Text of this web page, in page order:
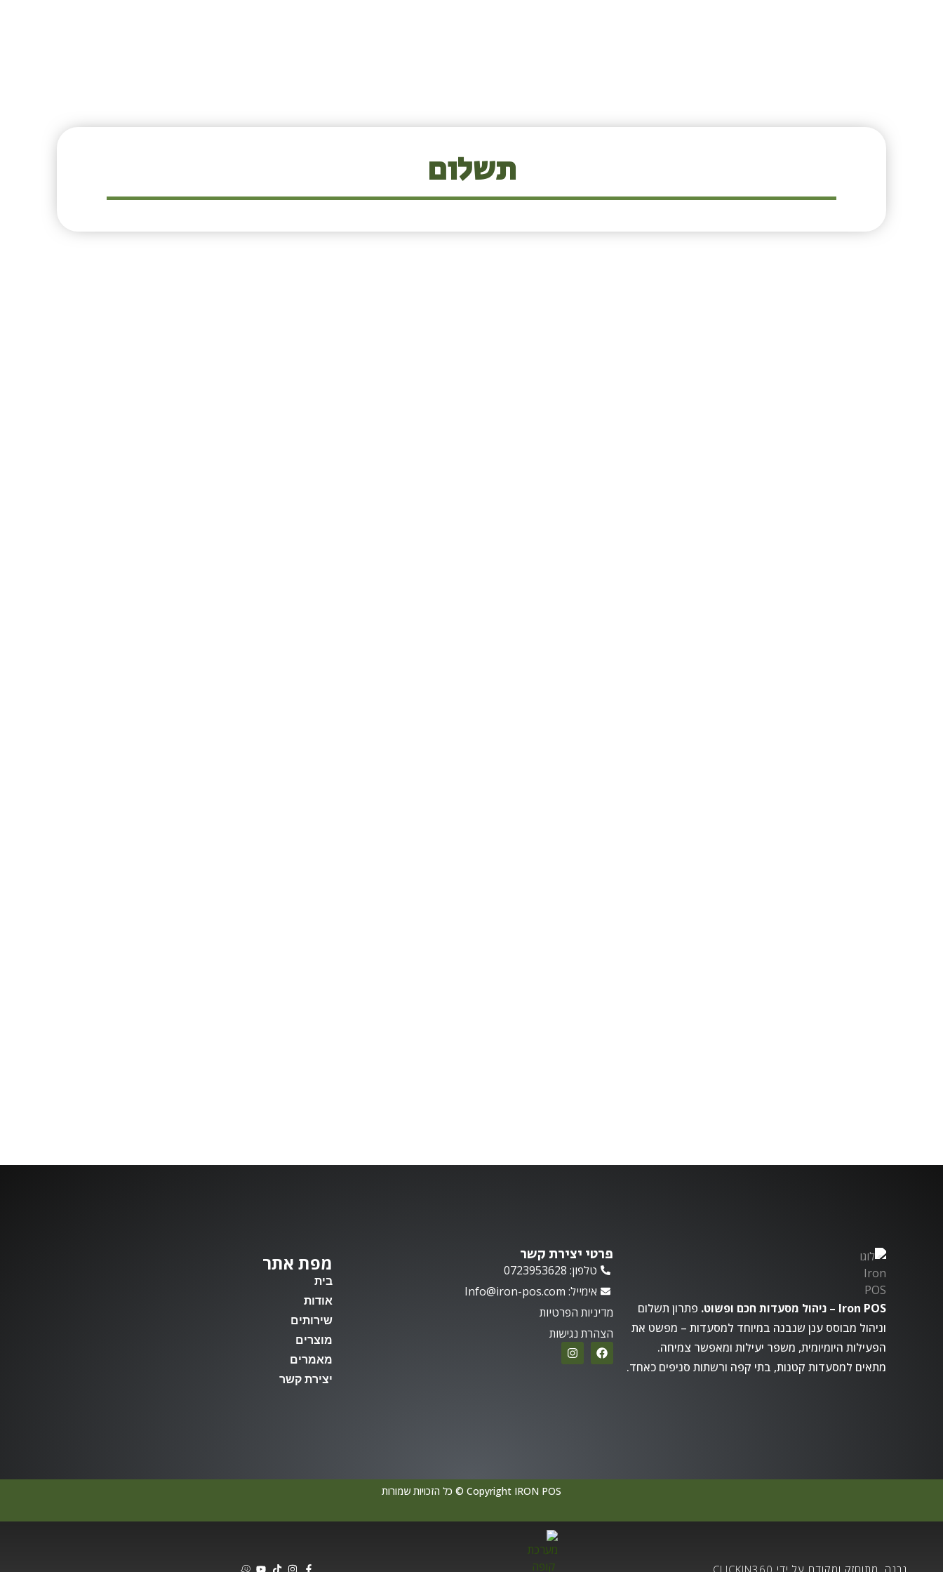
תשלום
Iron POS – ניהול מסעדות חכם ופשוט.
פתרון תשלום
וניהול מבוסס ענן שנבנה במיוחד למסעדות – מפשט את
הפעילות היומיומית, משפר יעילות ומאפשר צמיחה.
מתאים למסעדות קטנות, בתי קפה ורשתות סניפים כאחד.
פרטי יצירת קשר
טלפון: 0723953628
אימייל: Info@iron-pos.com
מדיניות הפרטיות
הצהרת נגישות
מפת אתר
בית
אודות
שירותים
מוצרים
מאמרים
יצירת קשר
Copyright IRON POS © כל הזכויות שמורות
נבנה, מתוחזק ומקודם על ידי CLICKIN360